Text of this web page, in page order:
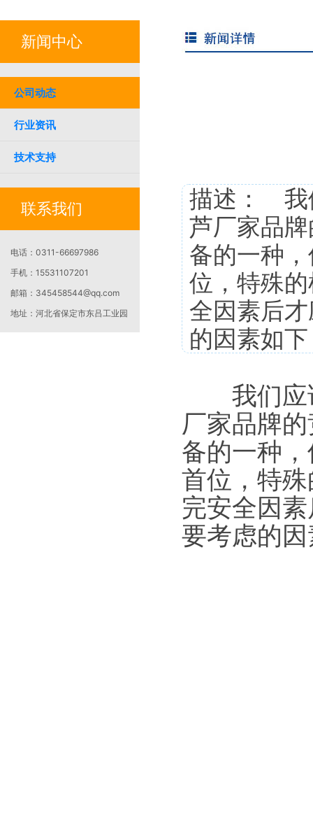
新闻中心
公司动态
行业资讯
技术支持
联系我们
电话： 0311-66697986
手机： 15531107201
邮箱： 345458544@qq.com
地址： 河北省保定市东吕工业园
描述： 我
芦厂家品
备的一种
位，特殊
全因素后
的因素如
我们应
厂家品牌
备的一种
首位，特
完安全因
要考虑的